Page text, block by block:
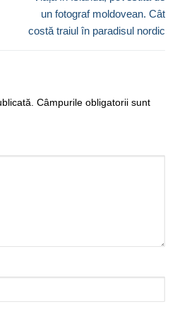
post:
un fotograf moldovean. Cât
costă traiul în paradisul nordic
Câmpurile obligatorii sunt